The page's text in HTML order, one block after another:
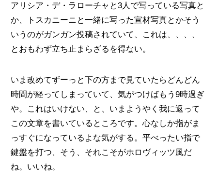
アリシア・デ・ラローチャと3人で写っている写真と
か、トスカニーニと一緒に写った宣材写真とかそう
いうのがガンガン投稿されていて、これは、、、、
とおもわず立ち止まらざるを得ない。
いま改めてずーっと下の方まで見ていたらどんどん
時間が経ってしまっていて、気がつけばもう9時過ぎ
や。これはいけない、と、いまようやく我に返って
この文章を書いているところです。心なしか指がま
っすぐになっているよな気がする。平べったい指で
鍵盤を打つ、そう、それこそがホロヴィッツ風だ
ね。いいね。